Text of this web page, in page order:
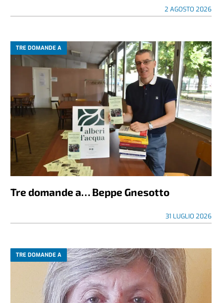
2 AGOSTO 2026
TRE DOMANDE A
Tre domande a… Beppe Gnesotto
31 LUGLIO 2026
TRE DOMANDE A